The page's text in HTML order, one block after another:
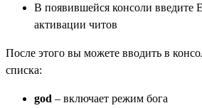
В появившейся консоли введите
активации читов
После этого вы можете вводить в
списка:
god – включает режим бога